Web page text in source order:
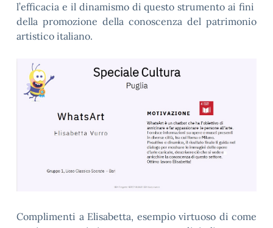
l’efficacia e il dinamismo di questo strumento ai fini
della promozione della conoscenza del patrimonio
artistico italiano.
Complimenti a Elisabetta, esempio virtuoso di come